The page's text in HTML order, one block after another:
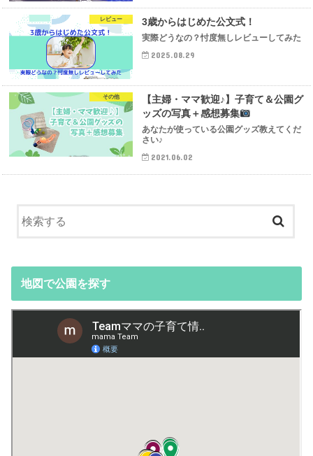
レビュー 3歳からはじめた公文式！
実際どうなの？忖度無しレビューしてみた
2025.08.29
その他
【主婦・ママ歓迎♪】子育て＆公園グ
ッズの写真＋感想募集
あなたが使っている公園グッズ教えてくだ
さい♪
2021.06.02
地図で公園を探す